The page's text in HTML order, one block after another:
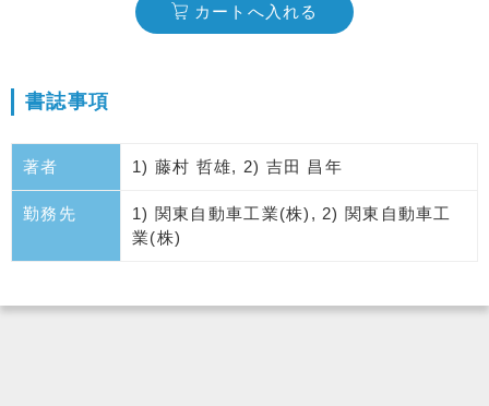
カートへ入れる
書誌事項
著者 1) 藤村 哲雄, 2) 吉田 昌年
勤務先
1) 関東自動車工業(株), 2) 関東自動車工
業(株)